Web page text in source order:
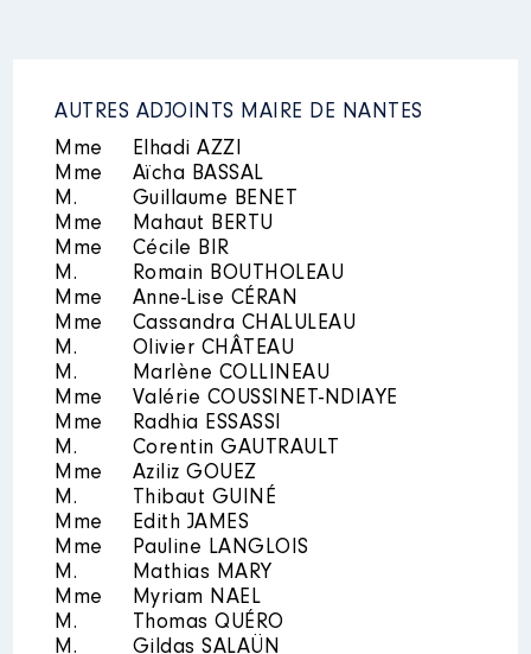
AUTRES ADJOINTS MAIRE DE NANTES
Mme
Elhadi AZZI
Mme
Aïcha BASSAL
M.
Guillaume BENET
Mme
Mahaut BERTU
Mme
Cécile BIR
M.
Romain BOUTHOLEAU
Mme
Anne-Lise CÉRAN
Mme
Cassandra CHALULEAU
M.
Olivier CHÂTEAU
M.
Marlène COLLINEAU
Mme
Valérie COUSSINET-NDIAYE
Mme
Radhia ESSASSI
M.
Corentin GAUTRAULT
Mme
Aziliz GOUEZ
M.
Thibaut GUINÉ
Mme
Edith JAMES
Mme
Pauline LANGLOIS
M.
Mathias MARY
Mme
Myriam NAEL
M.
Thomas QUÉRO
M.
Gildas SALAÜN